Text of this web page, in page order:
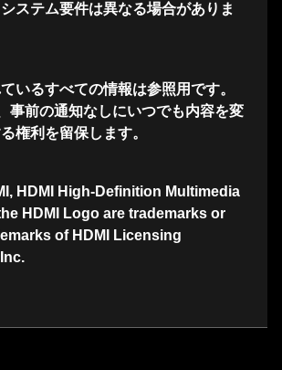
ステム要件は異なる場合がありま
いるすべての情報は参照用です。
事前の通知なしにいつでも内容を変
権利を留保します。
HDMI High-Definition Multimedia
HDMI Logo are trademarks or
of HDMI Licensing